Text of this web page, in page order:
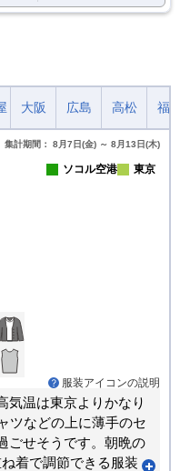
大阪 広島 高松 福
集計期間： 8月7日(金) ～ 8月13日(木)
ソコル空港 東京
服装アイコンの説明
気温は東京よりかなり
ツなどの上に薄手のセ
ごせそうです。朝晩の
着で調節できる服装